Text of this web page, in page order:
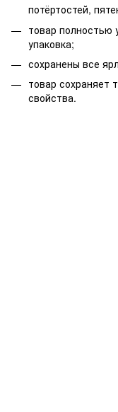
потёртостей,
товар полностью
упаковка;
сохранены все
товар сохраняет
свойства.